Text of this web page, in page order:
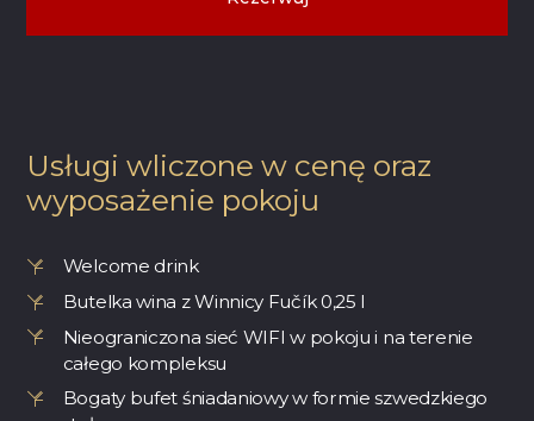
Usługi wliczone w cenę oraz
wyposażenie pokoju
Welcome drink
Butelka wina z Winnicy Fučík 0,25 l
Nieograniczona sieć WIFI w pokoju i na terenie
całego kompleksu
Bogaty bufet śniadaniowy w formie szwedzkiego